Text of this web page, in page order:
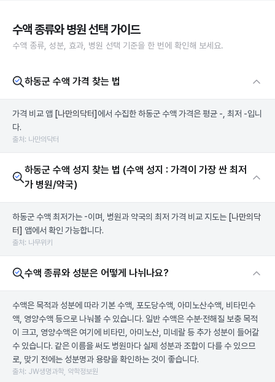
수액 종류와 병원 선택 가이드
수액 종류, 성분, 효과, 병원 선택 기준을 한 번에 확인해 보세요.
하동군 수액 가격 찾는 법
가격 비교 앱 [나만의닥터] 에서 수집한 하동군 수액 가격은 평균 -, 최저 -입니
다.
출처: 나만의닥터
하동군 수액 성지 찾는 법 (수액 성지 : 가격이 가장 싼 최저
가 병원/약국)
하동군 수액 최저가는 -이며, 병원과 약국의 최저 가격 비교 지도는 [나만의닥
터] 앱에서 확인 가능합니다.
출처: 나무위키
수액 종류와 성분은 어떻게 나뉘나요?
수액은 목적과 성분에 따라 기본 수액, 포도당수액, 아미노산수액, 비타민수
액, 영양수액 등으로 나눠볼 수 있습니다. 일반 수액은 수분·전해질 보충 목적
이 크고, 영양수액은 여기에 비타민, 아미노산, 미네랄 등 추가 성분이 들어갈
수 있습니다. 같은 이름을 써도 병원마다 실제 성분과 조합이 다를 수 있으므
로, 맞기 전에는 성분명과 용량을 확인하는 것이 좋습니다.
출처: JW생명과학, 약학정보원